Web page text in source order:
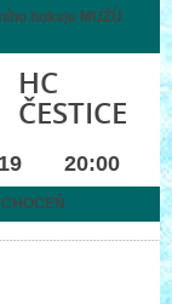
hokeje MUŽŮ
HC
ČESTICE
20:00